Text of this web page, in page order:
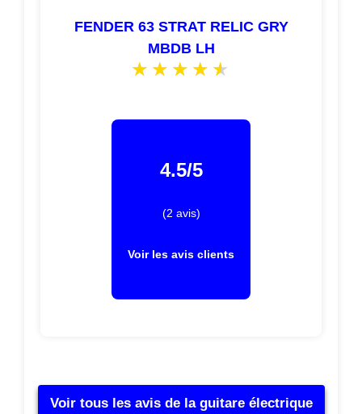
FENDER 63 STRAT RELIC GRY
MBDB LH
4.5/5
(2 avis)
Voir les avis clients
Voir tous les avis de la guitare électrique